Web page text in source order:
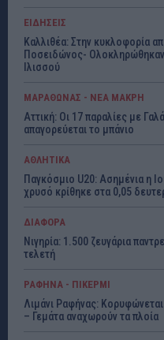
ΕΙΔΗΣΕΙΣ
Καλλιθέα: Στην κυκλοφορία
Ποσειδώνος- Ολοκληρώθηκαν
Ιλισσού
ΜΑΡΑΘΩΝΑΣ - ΝΕΑ ΜΑΚΡΗ
Αττική: Οι 17 παραλίες με
απαγορεύεται το μπάνιο
ΑΘΛΗΤΙΚΑ
Παγκόσμιο U20: Ασημένια η
χρυσό κρίθηκε στα 0,05
ΔΙΑΦΟΡΑ
Νιγηρία: 1.500 ζευγάρια
τελετή
ΡΑΦΗΝΑ - ΠΙΚΕΡΜΙ
Λιμάνι Ραφήνας:
– Γεμάτα αναχωρούν τα πλοία